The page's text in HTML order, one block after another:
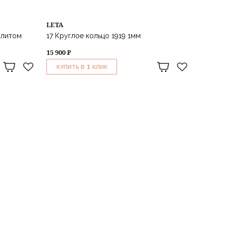
LETA
17 Круглое кольцо 1919 1мм
15 900 ₽
КУПИТЬ В 1 КЛИК